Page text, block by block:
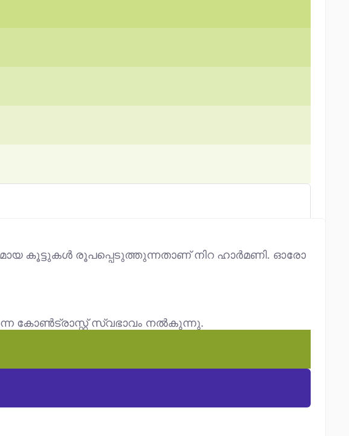
കൂട്ടുകൾ രൂപപ്പെടുത്തുന്നതാണ് നിറ ഹാർമണി. ഓരോ
കോൺട്രാസ്റ്റ് സ്വഭാവം നൽകുന്നു.